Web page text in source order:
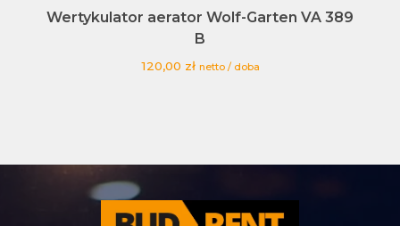
Wertykulator aerator Wolf-Garten VA 389
B
120,00 zł netto / doba